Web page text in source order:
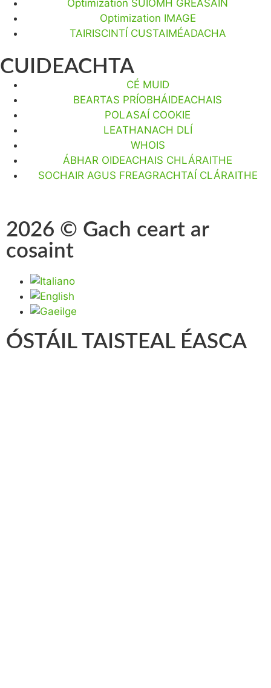
Optimization SUÍOMH GRÉASÁIN
Optimization IMAGE
TAIRISCINTÍ CUSTAIMÉADACHA
CUIDEACHTA
CÉ MUID
BEARTAS PRÍOBHÁIDEACHAIS
POLASAÍ COOKIE
LEATHANACH DLÍ
WHOIS
ÁBHAR OIDEACHAIS CHLÁRAITHE
SOCHAIR AGUS FREAGRACHTAÍ CLÁRAITHE
2026 © Gach ceart ar
cosaint
ÓSTÁIL TAISTEAL ÉASCA